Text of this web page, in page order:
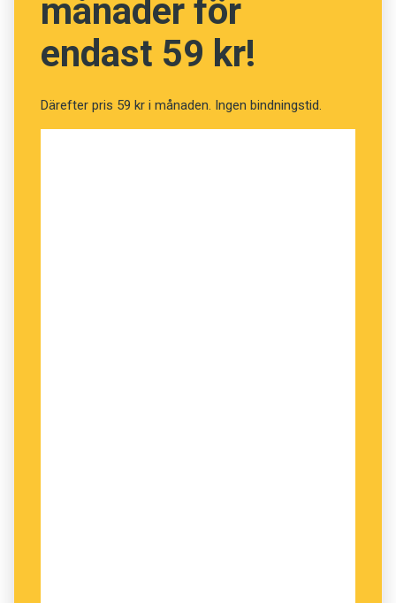
ha något samband med graden av korrekthet.
Innehållet på denna webbplats är
månader för
endast 59 kr!
Därefter pris 59 kr i månaden. Ingen bindningstid.